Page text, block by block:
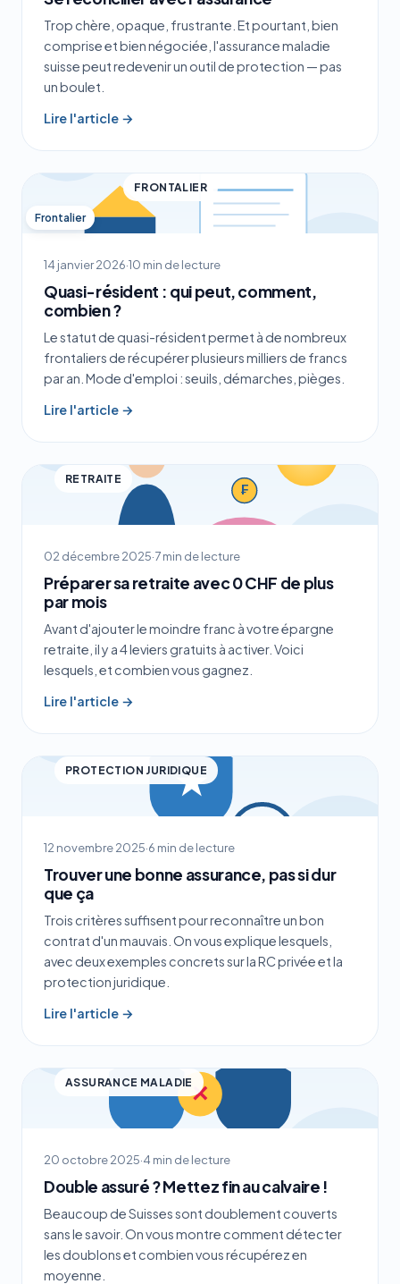
Trop chère, opaque, frustrante. Et pourtant, bien
comprise et bien négociée, l'assurance maladie
suisse peut redevenir un outil de protection — pas
un boulet.
Lire l'article →
Frontalier
FRONTALIER
14 janvier 2026·10 min de lecture
Quasi-résident : qui peut, comment,
combien ?
Le statut de quasi-résident permet à de nombreux
frontaliers de récupérer plusieurs milliers de francs
par an. Mode d'emploi : seuils, démarches, pièges.
Lire l'article →
RETRAITE
02 décembre 2025·7 min de lecture
Préparer sa retraite avec 0 CHF de plus
par mois
Avant d'ajouter le moindre franc à votre épargne
retraite, il y a 4 leviers gratuits à activer. Voici
lesquels, et combien vous gagnez.
Lire l'article →
PROTECTION JURIDIQUE
12 novembre 2025·6 min de lecture
Trouver une bonne assurance, pas si dur
que ça
Trois critères suffisent pour reconnaître un bon
contrat d'un mauvais. On vous explique lesquels,
avec deux exemples concrets sur la RC privée et la
protection juridique.
Lire l'article →
ASSURANCE MALADIE
20 octobre 2025·4 min de lecture
Double assuré ? Mettez fin au calvaire !
Beaucoup de Suisses sont doublement couverts
sans le savoir. On vous montre comment détecter
les doublons et combien vous récupérez en
moyenne.